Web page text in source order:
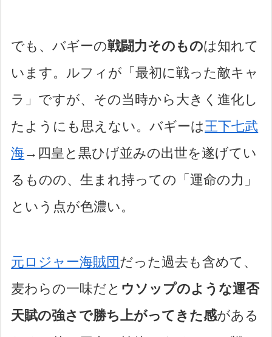
でも、バギーの戦闘力そのものは知れて
います。ルフィが「最初に戦った敵キャ
ラ」ですが、その当時から大きく進化し
たようにも思えない。バギーは王下七武
海→四皇と黒ひげ並みの出世を遂げてい
るものの、生まれ持っての「運命の力」
という点が色濃い。
元ロジャー海賊団 だった過去も含めて、
麦わらの一味だと ウソップのような運否
天賦の強さで勝ち上がってきた感がある